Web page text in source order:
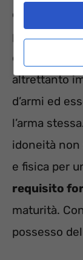
essere
politici e
è maschi
altrettanto
d’armi ed
l’arma
idoneità non
e fisica per
requisito
maturità.
possesso